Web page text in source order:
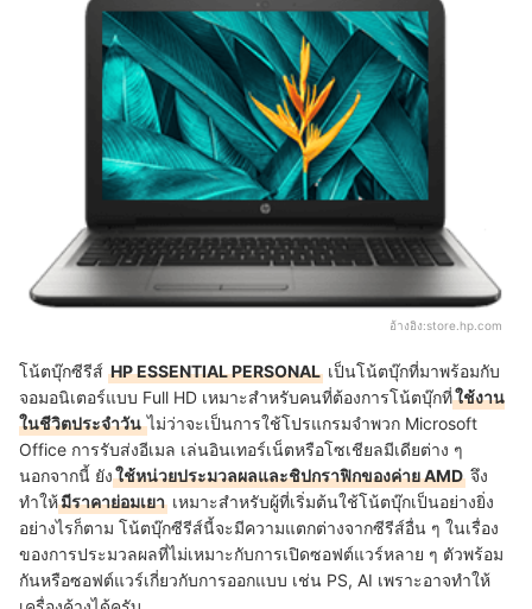
อ้างอิง:store.hp.com
โน้ตบุ๊กซีรีส์ HP ESSENTIAL PERSONAL เป็นโน้ตบุ๊กที่มาพร้อมกับ
จอมอนิเตอร์แบบ Full HD เหมาะสำหรับคนที่ต้องการโน้ตบุ๊กที่ใช้งาน
ในชีวิตประจำวันไม่ว่าจะเป็นการใช้โปรแกรมจำพวก Microsoft
Office การรับส่งอีเมล เล่นอินเทอร์เน็ตหรือโซเชียลมีเดียต่าง ๆ
นอกจากนี้ ยังใช้หน่วยประมวลผลและชิปกราฟิกของค่าย AMD จึง
ทำให้มีราคาย่อมเยา เหมาะสำหรับผู้ที่เริ่มต้นใช้โน้ตบุ๊กเป็นอย่างยิ่ง
อย่างไรก็ตาม โน้ตบุ๊กซีรีส์นี้จะมีความแตกต่างจากซีรีส์อื่น ๆ ในเรื่อง
ของการประมวลผลที่ไม่เหมาะกับการเปิดซอฟต์แวร์หลาย ๆ ตัวพร้อม
กันหรือซอฟต์แวร์เกี่ยวกับการออกแบบ เช่น PS, AI เพราะอาจทำให้